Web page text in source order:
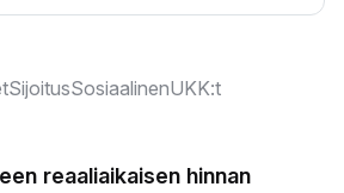
SijoitusSosiaalinenUKK:t
reaaliaikaisen hinnan